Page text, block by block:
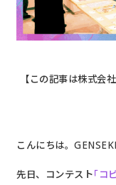
【この記事は株式会
こんにちは。
先日、コンテスト｢コ